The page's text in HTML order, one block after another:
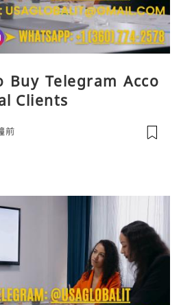
Buy Telegram Acco
Clients
前